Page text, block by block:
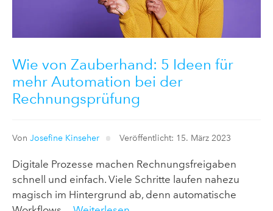
Wie von Zauberhand: 5 Ideen für
mehr Automation bei der
Rechnungsprüfung
Von Josefine Kinseher Veröffentlicht: 15. März 2023
Digitale Prozesse machen Rechnungsfreigaben
schnell und einfach. Viele Schritte laufen nahezu
magisch im Hintergrund ab, denn automatische